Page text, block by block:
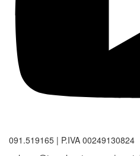
091.519165 | P.IVA 00249130824